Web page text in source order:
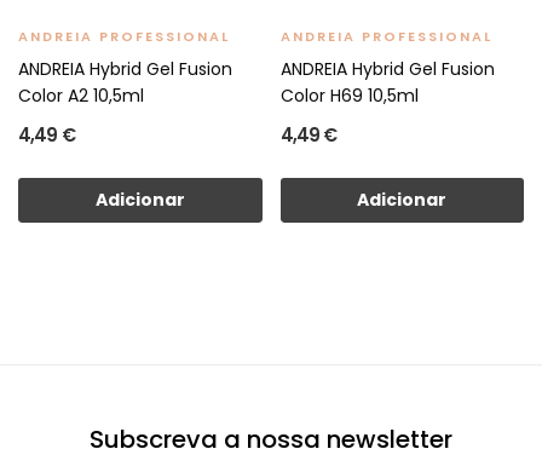
ANDREIA PROFESSIONAL
ANDREIA Hybrid Gel Fusion
Color A2 10,5ml
4,49 €
Adicionar
ANDREIA PROFESSIONAL
ANDREIA Hybrid Gel Fusion
Color H69 10,5ml
4,49 €
Adicionar
Subscreva a nossa newsletter